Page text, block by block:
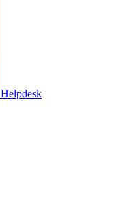
Helpdesk